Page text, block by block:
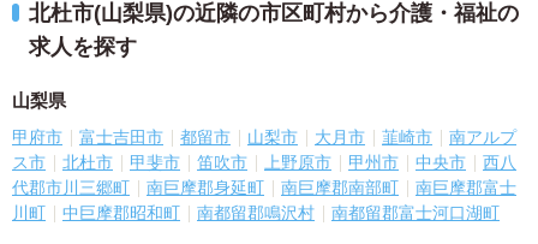
北杜市(山梨県)の近隣の市区町村から介護・福祉の
求人を探す
山梨県
甲府市 富士吉田市 都留市 山梨市 大月市 韮崎市
南アルプ
ス市
北杜市 甲斐市 笛吹市 上野原市 甲州市 中央市
西八
代郡市川三郷町
南巨摩郡身延町 南巨摩郡南部町
南巨摩郡富士
川町
中巨摩郡昭和町 南都留郡鳴沢村 南都留郡富士河口湖町